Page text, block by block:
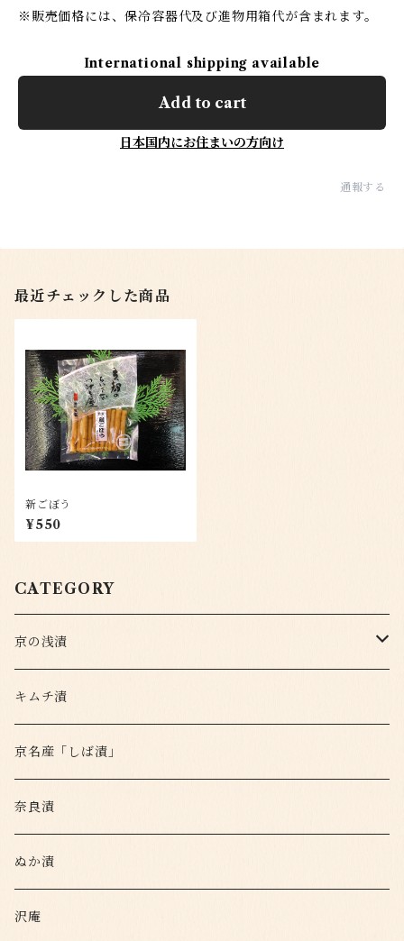
※販売価格には、保冷容器代及び進物用箱代が含まれます。
International shipping available
Add to cart
日本国内にお住まいの方向け
通報する
最近チェックした商品
新ごぼう
¥550
CATEGORY
京の浅漬
定番
変わり種
キムチ漬
京名産「しば漬」
奈良漬
ぬか漬
沢庵